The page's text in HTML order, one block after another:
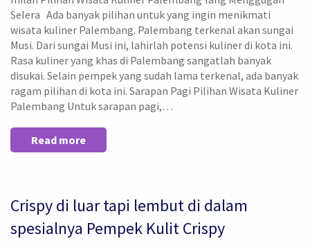
Selera Ada banyak pilihan untuk yang ingin menikmati
wisata kuliner Palembang. Palembang terkenal akan sungai
Musi. Dari sungai Musi ini, lahirlah potensi kuliner di kota ini.
Rasa kuliner yang khas di Palembang sangatlah banyak
disukai. Selain pempek yang sudah lama terkenal, ada banyak
ragam pilihan di kota ini. Sarapan Pagi Pilihan Wisata Kuliner
Palembang Untuk sarapan pagi,…
Read more
Crispy di luar tapi lembut di dalam
spesialnya Pempek Kulit Crispy